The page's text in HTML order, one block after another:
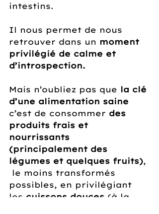
intestins.
Il nous permet de nous
retrouver dans un moment
privilégié de calme et
d’introspection.
Mais n’oubliez pas que la clé
d’une alimentation saine
c’est de consommer des
produits frais et
nourrissants
(principalement des
légumes et quelques fruits),
le moins transformés
possibles, en privilégiant
les cuissons douces (à la